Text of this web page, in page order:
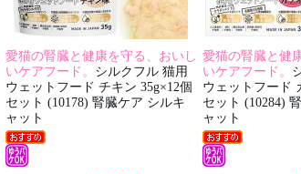
愛猫の腎臓と健康を守る、おいし
いケアフード。 シルクフル 猫用
ウェットフード チキン 35g×12個
セット (10178) 腎臓ケア シルキ
ャット
愛猫の腎臓と健
いケアフード。
ウェットフード
セット (10284)
ャット